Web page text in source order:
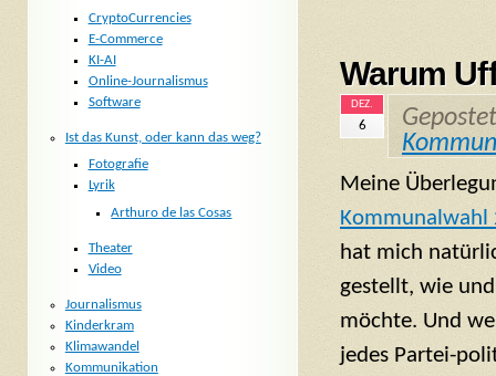
Warum
DEZ.
6
Meine
Kommunalwahl
hat mich
gestellt, wie
möchte. Und
jedes Partei-
CryptoCurrencies
E-Commerce
KI-AI
Online-Journalismus
Software
Ist das Kunst, oder kann das weg?
Fotografie
Lyrik
Arthuro de las Cosas
Theater
Video
Journalismus
Kinderkram
Klimawandel
Kommunikation